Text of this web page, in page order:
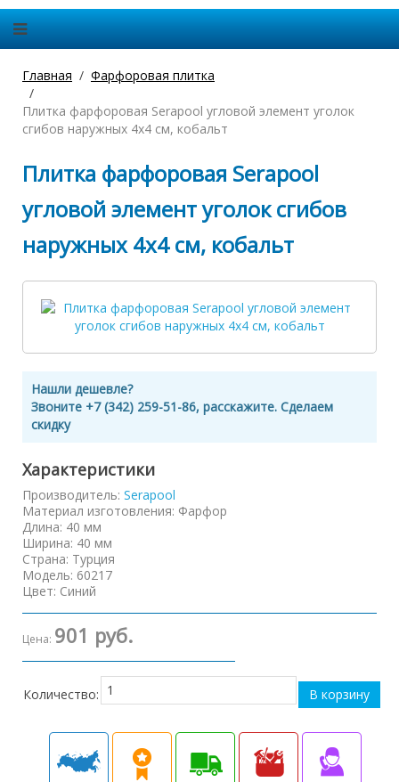
Главная Фарфоровая плитка
Плитка фарфоровая Serapool угловой элемент уголок
сгибов наружных 4х4 см, кобальт
Плитка фарфоровая Serapool
угловой элемент уголок сгибов
наружных 4х4 см, кобальт
Нашли дешевле?
Звоните +7 (342) 259-51-86, расскажите. Сделаем
скидку
Характеристики
Производитель: Serapool
Материал изготовления: Фарфор
Длина: 40 мм
Ширина: 40 мм
Страна: Турция
Модель: 60217
Цвет: Синий
Цена: 901 руб.
Количество: